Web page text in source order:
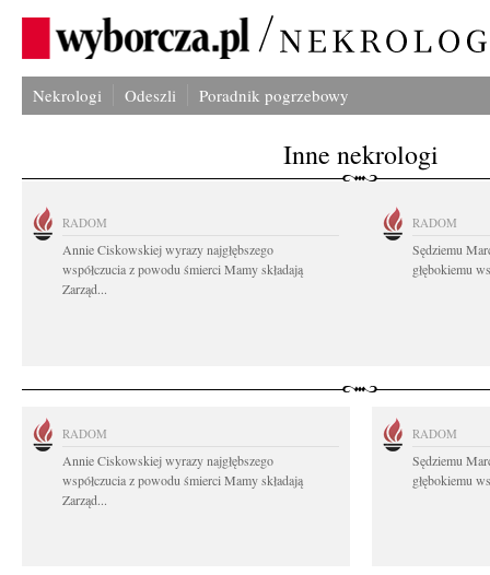
Nekrologi Odeszli Poradnik pogrzebowy
Inne nekrologi
RADOM
Annie Ciskowskiej wyrazy najgłębszego
współczucia z powodu śmierci Mamy składają
Zarząd...
RADOM
Sędziemu
głębokiemu
RADOM
Annie Ciskowskiej wyrazy najgłębszego
współczucia z powodu śmierci Mamy składają
Zarząd...
RADOM
Sędziemu
głębokiemu